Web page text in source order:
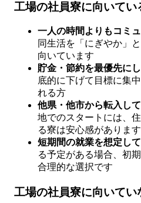
工場の社員寮に向いてい
一人の時間よりもコミ
同生活を「にぎやか」
向いています
貯金・節約を最優先に
底的に下げて目標に集
れる方
他県・他市から転入し
地でのスタートには、
る寮は安心感があります
短期間の就業を想定し
る予定がある場合、初
合理的な選択です
工場の社員寮に向いてい